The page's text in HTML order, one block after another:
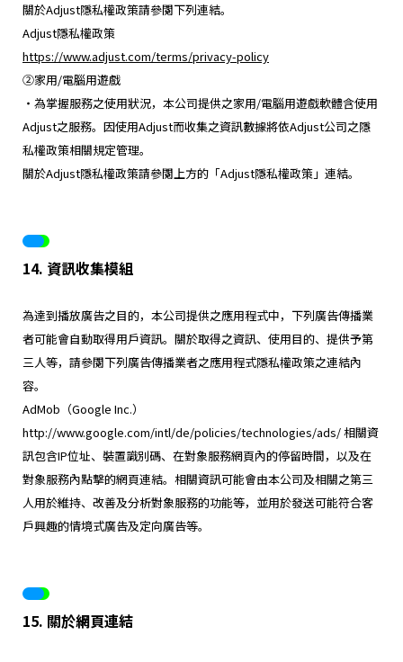
關於Adjust隱私權政策請參閱下列連結。
Adjust隱私權政策
https://www.adjust.com/terms/privacy-policy
②家用/電腦用遊戲
・為掌握服務之使用狀況，本公司提供之家用/電腦用遊戲軟體含使用
Adjust之服務。因使用Adjust而收集之資訊數據將依Adjust公司之隱
私權政策相關規定管理。
關於Adjust隱私權政策請參閱上方的「Adjust隱私權政策」連結。
14. 資訊收集模組
為達到播放廣告之目的，本公司提供之應用程式中，下列廣告傳播業
者可能會自動取得用戶資訊。關於取得之資訊、使用目的、提供予第
三人等，請參閱下列廣告傳播業者之應用程式隱私權政策之連結內
容。
AdMob（Google Inc.）
http://www.google.com/intl/de/policies/technologies/ads/相關資
訊包含IP位址、裝置識別碼、在對象服務網頁內的停留時間，以及在
對象服務內點擊的網頁連結。相關資訊可能會由本公司及相關之第三
人用於維持、改善及分析對象服務的功能等，並用於發送可能符合客
戶興趣的情境式廣告及定向廣告等。
15. 關於網頁連結